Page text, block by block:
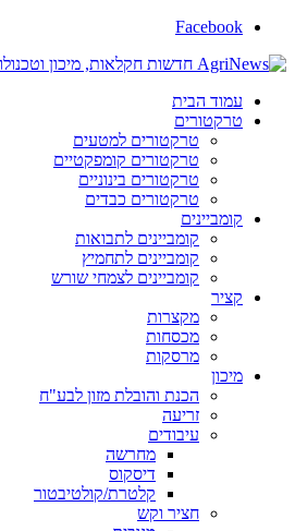
Facebook
עמוד הבית
טרקטורים
טרקטורים למטעים
טרקטורים קומפקטיים
טרקטורים בינוניים
טרקטורים כבדים
קומביינים
קומביינים לתבואות
קומביינים לתחמיץ
קומביינים לצמחי שורש
קציר
מקצרות
מכסחות
מרסקות
מיכון
הכנת והובלת מזון לבע"ח
זריעה
עיבודים
מחרשה
דיסקוס
קלטרת/קולטיבטור
חציר וקש